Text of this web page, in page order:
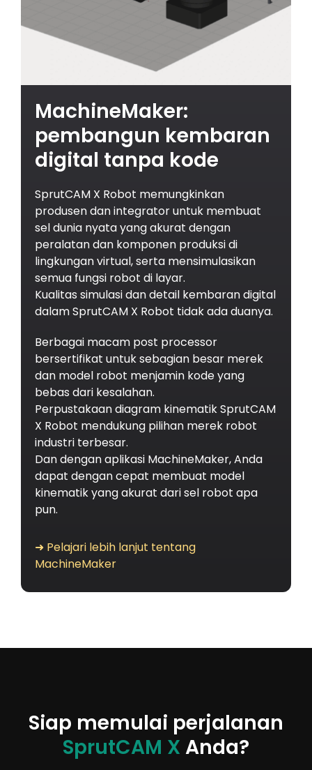
MachineMaker:
pembangun kembaran
digital tanpa kode
SprutCAM X Robot memungkinkan
produsen dan integrator untuk membuat
sel dunia nyata yang akurat dengan
peralatan dan komponen produksi di
lingkungan virtual, serta mensimulasikan
semua fungsi robot di layar.
Kualitas simulasi dan detail kembaran digital
dalam SprutCAM X Robot tidak ada duanya.
Berbagai macam post processor
bersertifikat untuk sebagian besar merek
dan model robot menjamin kode yang
bebas dari kesalahan.
Perpustakaan diagram kinematik SprutCAM
X Robot mendukung pilihan merek robot
industri terbesar.
Dan dengan aplikasi MachineMaker, Anda
dapat dengan cepat membuat model
kinematik yang akurat dari sel robot apa
pun.
➜ Pelajari lebih lanjut tentang
MachineMaker
Siap memulai perjalanan
SprutCAM X Anda?